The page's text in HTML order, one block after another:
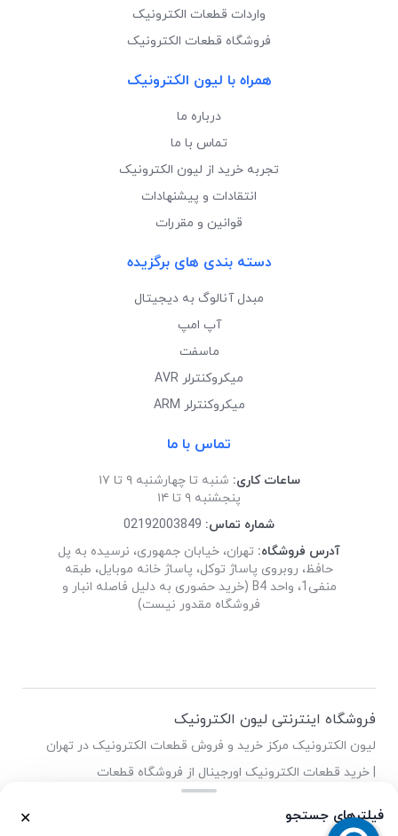
فیلترهای جستجو ✕
واردات قطعات الکترونیک
فروشگاه قطعات الکترونیک
همراه با لیون الکترونیک
درباره ما
تماس با ما
تجربه خرید از لیون الکترونیک
انتقادات و پیشنهادات
قوانین و مقررات
دسته بندی های برگزیده
مبدل آنالوگ به دیجیتال
آپ امپ
ماسفت
میکروکنترلر AVR
میکروکنترلر ARM
تماس با ما
ساعات کاری: شنبه تا چهارشنبه ۹ تا ۱۷
پنجشنبه ۹ تا ۱۴
شماره تماس: 02192003849
آدرس فروشگاه: تهران، خیابان جمهوری، نرسیده به پل
حافظ، روبروی پاساژ توکل، پاساژ خانه موبایل، طبقه
منفی1، واحد B4 (خرید حضوری به دلیل فاصله انبار و
فروشگاه مقدور نیست)
فروشگاه اینترنتی لیون الکترونیک
لیون الکترونیک مرکز خرید و فروش قطعات الکترونیک در تهران
| خرید قطعات الکترونیک اورجینال از فروشگاه قطعات